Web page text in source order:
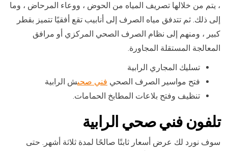
، يتم من خلالها تصريف المياه من الحوض ، ووعاء المرحاض ، وما
إلى ذلك. ثم تتدفق مياه الصرف إلى أنابيب تقع أفقيًا تتميز بقطر
كبير ، ومنهم إلى نظام الصرف الصحي المركزي أو مرافق
المعالجة المستقلة المجاورة.
تسليك المجاري الرابية
فتح مواسير الصرف الصحي فني صحىش الرابية
تنظيف وفتح بلاعات المطابخ الحمامات.
تلفون فني صحي الرابية
سوف نورد لك عرض أسعار ثابتًا صالحًا لمدة ثلاثة أشهر. حتى